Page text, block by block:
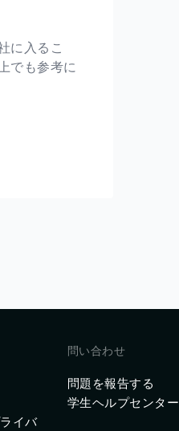
に入るこ
でも参考に
イバ
問い合わせ
問題を報告する
学生ヘルプセンター